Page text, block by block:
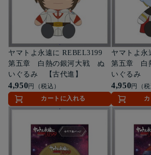
ヤマトよ永遠に REBEL3199
第五章 白熱の銀河大戦 ぬ
いぐるみ 【古代進】
4,950円（税込）
カートに入れる
ヤマトよ永
第五章 白
いぐるみ
ラー】
4,950円（税